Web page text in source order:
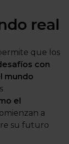
real
que los
con
mundo
el
a
su futuro